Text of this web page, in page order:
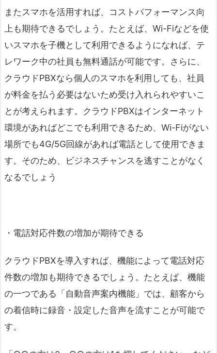
またスマホを活用すれば、コストパフォーマンス向
上も期待できるでしょう。たとえば、Wi-Fiなどを使
いスマホを子機として利用できるようになれば、テ
レワーク中の社員も無料通話が可能です。さらに、
クラウドPBXなら個人のスマホを利用しても、社員
が料金を払う必要はないため受け入れられやすいこ
とが考えられます。クラウドPBXはインターネット
環境があればどこでも利用できるため、Wi-Fiがない
場所でも4G/5G回線があれば電話として使用できま
す。そのため、ビジネスチャンスを逃すことがなく
なるでしょう
・電話対応件数の増加が期待できる
クラウドPBXを導入すれば、機能によって電話対応
件数の増加も期待できるでしょう。たとえば、機能
の一つである「自動音声案内機能」では、顧客から
の着信時に録音・設定した音声を流すことが可能で
す。